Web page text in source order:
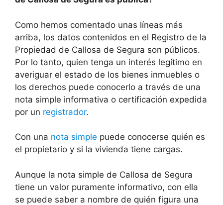
Como hemos comentado unas líneas más
arriba, los datos contenidos en el Registro de la
Propiedad de Callosa de Segura son públicos.
Por lo tanto, quien tenga un interés legítimo en
averiguar el estado de los bienes inmuebles o
los derechos puede conocerlo a través de una
nota simple informativa o certificación expedida
por un registrador.
Con una nota simple puede conocerse quién es
el propietario y si la vivienda tiene cargas.
Aunque la nota simple de Callosa de Segura
tiene un valor puramente informativo, con ella
se puede saber a nombre de quién figura una